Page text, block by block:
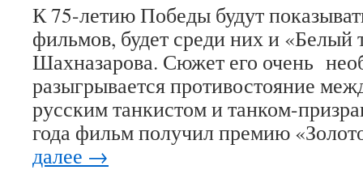
К 75-летию Победы будут
фильмов, будет среди них и «Белый
Шахназарова. Сюжет его очень
разыгрывается противостояние
русским танкистом и танком-
года фильм получил премию
далее →